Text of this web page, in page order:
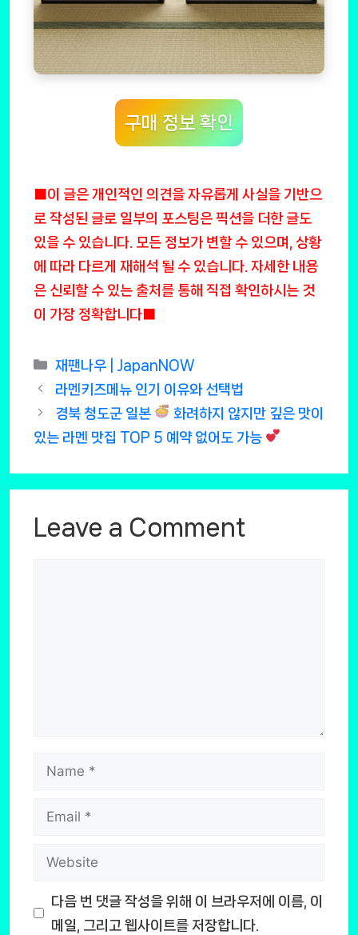
구매 정보 확인
■이 글은 개인적인 의견을 자유롭게 사실을 기반으
로 작성된 글로 일부의 포스팅은 픽션을 더한 글도
있을 수 있습니다. 모든 정보가 변할 수 있으며, 상황
에 따라 다르게 재해석 될 수 있습니다. 자세한 내용
은 신뢰할 수 있는 출처를 통해 직접 확인하시는 것
이 가장 정확합니다■
Categories
재팬나우 | JapanNOW
라멘키즈메뉴 인기 이유와 선택법
경북 청도군 일본
화려하지 않지만 깊은 맛이
있는 라멘 맛집 TOP 5 예약 없어도 가능
Leave a Comment
Name
Email
Website
다음 번 댓글 작성을 위해 이 브라우저에 이름, 이
메일, 그리고 웹사이트를 저장합니다.